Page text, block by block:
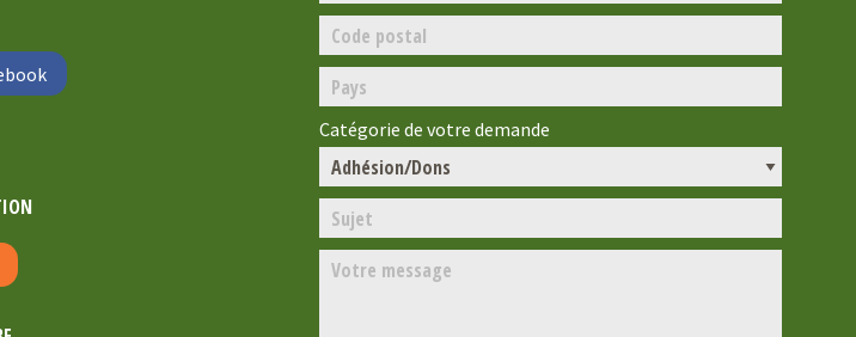
Catégorie de votre demande